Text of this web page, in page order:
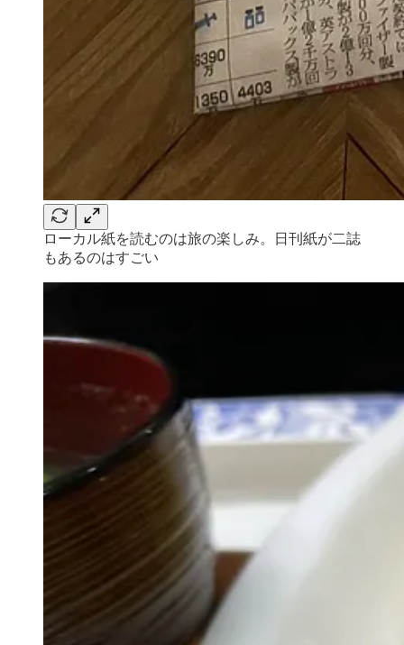
ローカル紙を読むのは旅の楽しみ。日刊紙が二誌
もあるのはすごい